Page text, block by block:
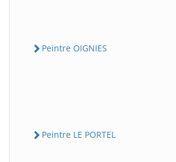
Peintre OIGNIES
Peintre LE PORTEL